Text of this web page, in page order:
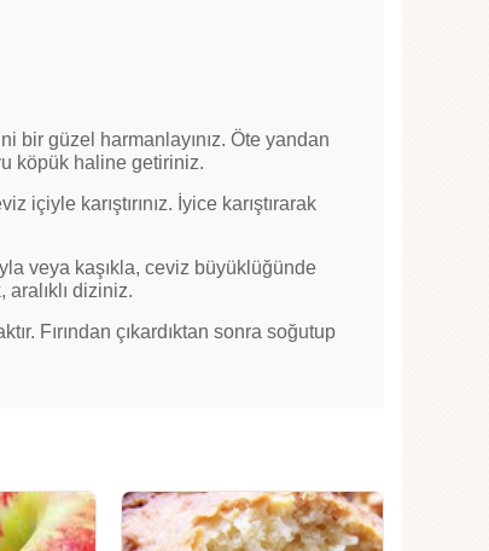
bir güzel harmanlayınız. Öte yandan
köpük haline getiriniz.
içiyle karıştırınız. İyice karıştırarak
veya kaşıkla, ceviz büyüklüğünde
diziniz.
Fırından çıkardıktan sonra soğutup